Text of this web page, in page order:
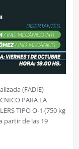
(FADIE)
PARA LA
TIPO O-1 (750 kg
partir de las 19